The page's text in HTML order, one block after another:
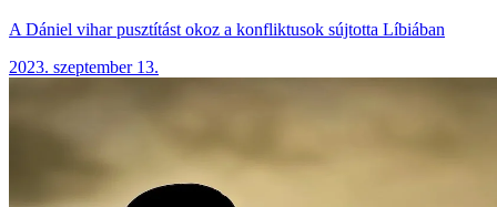
A Dániel vihar pusztítást okoz a konfliktusok sújtotta Líbiában
2023. szeptember 13.